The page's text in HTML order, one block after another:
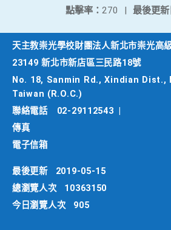
最後更新
點擊率： 270 |
天主教崇光學校財團法人新北市崇光高
23149 新北市新店區三民路18號
No. 18, Sanmin Rd., Xindian Dist.,
Taiwan (R.O.C.)
聯絡電話
02-29112543
傳真
電子信箱
最後更新
2019-05-15
總瀏覽人次
10363150
今日瀏覽人次
905